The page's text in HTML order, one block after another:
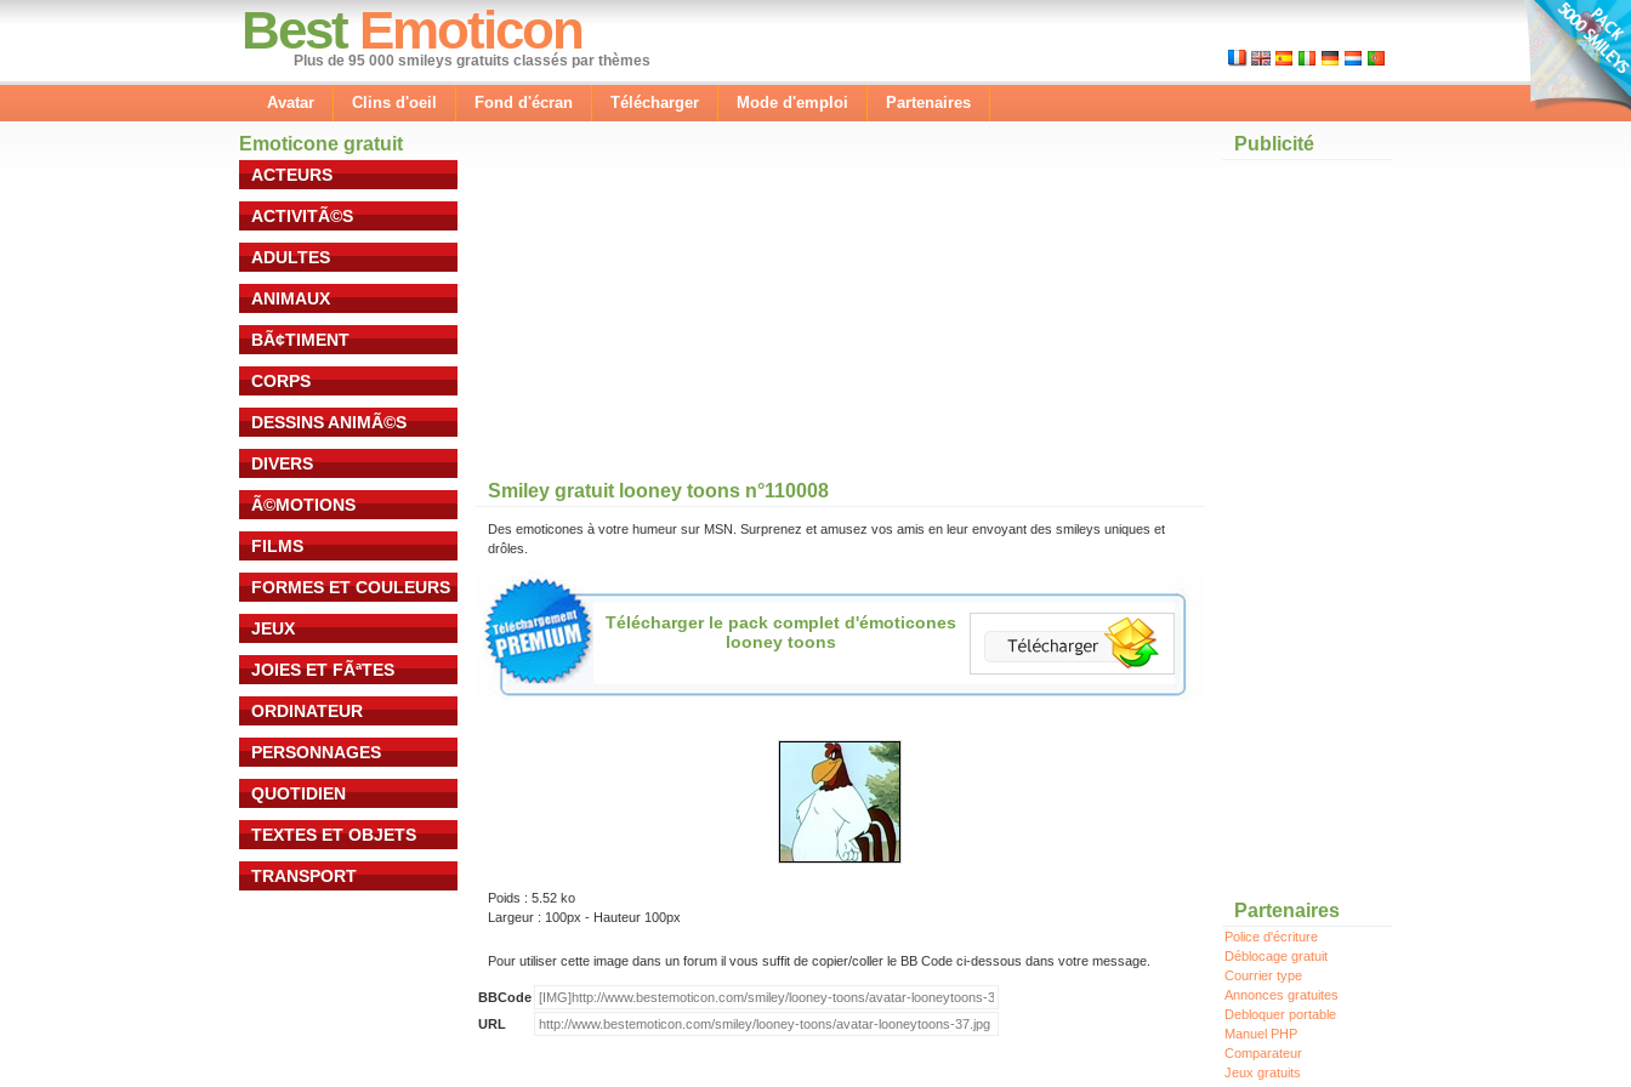
Best Emoticon
Plus de 95 000 smileys gratuits classés par thèmes
Avatar Clins d'oeil Fond d'écran Télécharger Mode d'emploi Partenaires
Emoticone gratuit
ACTEURS
ACTIVITÃ©S
ADULTES
ANIMAUX
BÃ¢TIMENT
CORPS
DESSINS ANIMÃ©S
DIVERS
Ã©MOTIONS
FILMS
FORMES ET COULEURS
JEUX
JOIES ET FÃªTES
ORDINATEUR
PERSONNAGES
QUOTIDIEN
TEXTES ET OBJETS
TRANSPORT
Smiley gratuit looney toons n°110008
Des emoticones à votre humeur sur MSN. Surprenez et amusez vos amis en leur envoyant des smileys uniques et
drôles.
Télécharger le pack complet d'émoticones
looney toons
Poids : 5.52 ko
Largeur : 100px - Hauteur 100px
Pour utiliser cette image dans un forum il vous suffit de copier/coller le BB Code ci-dessous dans votre message.
BBCode
URL
Publicité
Partenaires
Police d'écriture
Déblocage gratuit
Courrier type
Annonces gratuites
Debloquer portable
Manuel PHP
Comparateur
Jeux gratuits